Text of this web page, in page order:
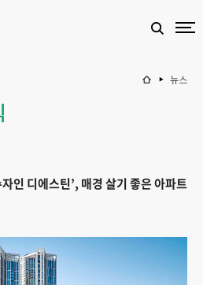
뉴스
인 디에스틴’, 매경 살기 좋은 아파트